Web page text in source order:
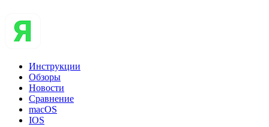
Инструкции
Обзоры
Новости
Сравнение
macOS
IOS